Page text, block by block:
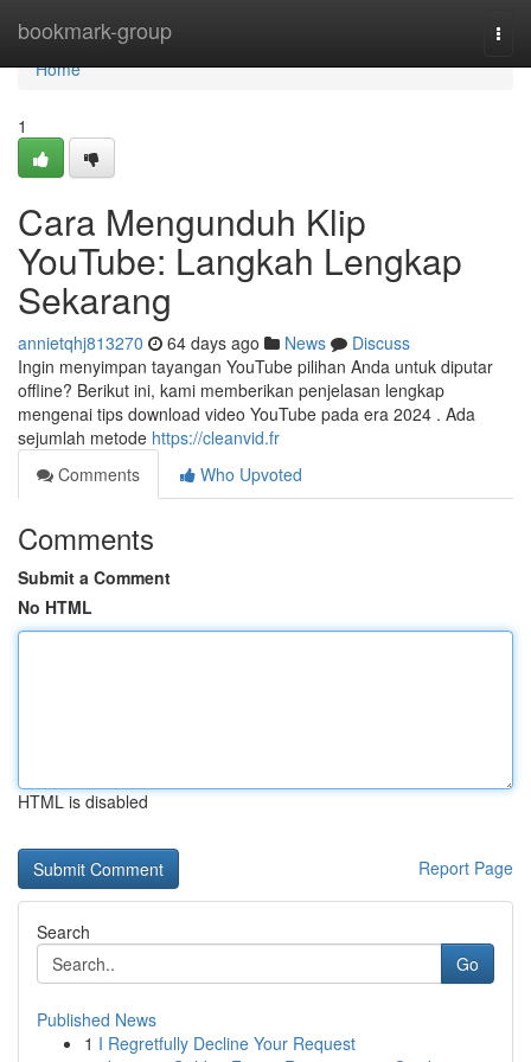
bookmark-group
Home
Home
1
Cara Mengunduh Klip
YouTube: Langkah Lengkap
Sekarang
annietqhj813270 64 days ago News
Discuss
Ingin menyimpan tayangan YouTube pilihan Anda untuk diputar
offline? Berikut ini, kami memberikan penjelasan lengkap
mengenai tips download video YouTube pada era 2024 . Ada
sejumlah metode https://cleanvid.fr
Comments
Who Upvoted
Comments
Submit a Comment
No HTML
HTML is disabled
Report Page
Search
Go
Published News
1 I Regretfully Decline Your Request